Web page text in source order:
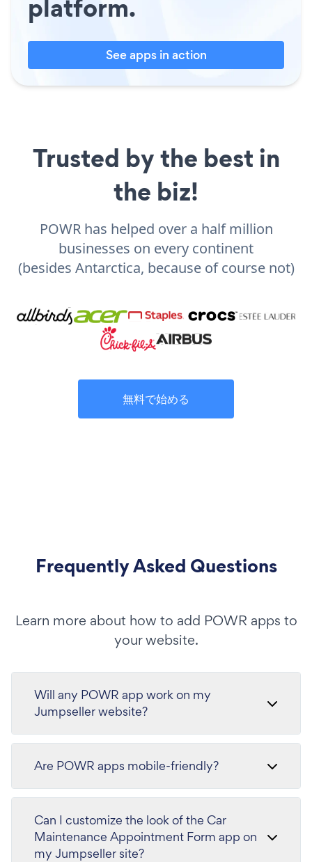
platform.
See apps in action
Trusted by the best in
the biz!
POWR has helped over a half million
businesses on every continent
(besides Antarctica, because of course not)
無料で始める
Frequently Asked Questions
Learn more about how to add POWR apps to
your website.
Will any POWR app work on my
Jumpseller website?
Are POWR apps mobile-friendly?
Can I customize the look of the Car
Maintenance Appointment Form app on
my Jumpseller site?